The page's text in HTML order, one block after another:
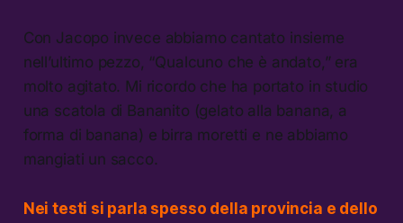
Con Jacopo invece abbiamo cantato insieme
nell’ultimo pezzo, “Qualcuno che è andato,” era
molto agitato. Mi ricordo che ha portato in studio
una scatola di Bananito (gelato alla banana, a
forma di banana) e birra moretti e ne abbiamo
mangiati un sacco.
Nei testi si parla spesso della provincia e dello